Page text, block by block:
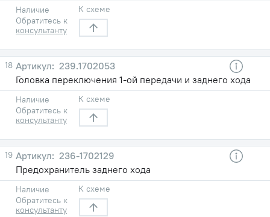
Наличие
Обратитесь к
консультанту
К схеме
18
239.1702053
Головка переключения 1-ой передачи и заднего хода
Наличие
Обратитесь к
консультанту
К схеме
19
236-1702129
Предохранитель заднего хода
Наличие
Обратитесь к
консультанту
К схеме